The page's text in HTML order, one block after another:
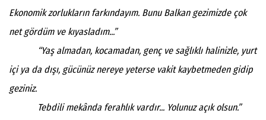
Ekonomik zorlukların farkındayım. Bunu Balkan gezimizde çok
net gördüm ve kıyasladım...”
“Yaş almadan, kocamadan, genç ve sağlıklı halinizle, yurt
içi ya da dışı, gücünüz nereye yeterse vakit kaybetmeden gidip
geziniz.
Tebdili mekânda ferahlık vardır... Yolunuz açık olsun.”